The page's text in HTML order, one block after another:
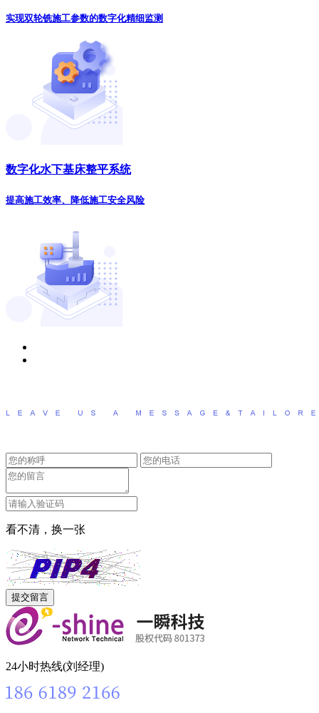
实现双轮铣施工参数的数字化精细监测
数字化水下基床整平系统
提高施工效率、降低施工安全风险
看不清，换一张
24小时热线(刘经理)